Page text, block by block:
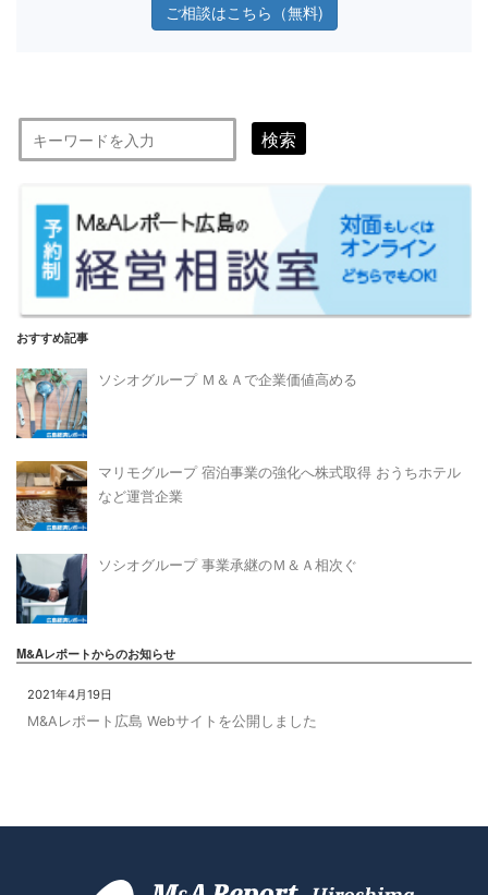
ご相談はこちら（無料)
検索
おすすめ記事
ソシオグループ Ｍ＆Ａで企業価値高める
マリモグループ 宿泊事業の強化へ株式取得 おうちホテル
など運営企業
ソシオグループ 事業承継のＭ＆Ａ相次ぐ
M&Aレポートからのお知らせ
2021年4月19日
M&Aレポート広島 Webサイトを公開しました